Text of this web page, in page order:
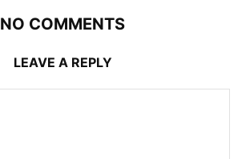
NO COMMENTS
LEAVE A REPLY